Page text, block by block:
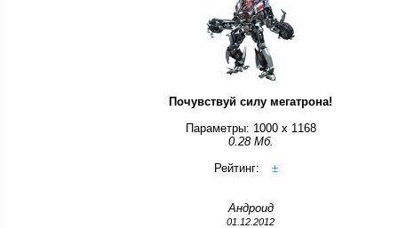
Почувствуй силу мегатрона!
Параметры: 1000 x 1168
0.28 Мб.
Рейтинг:
±
Андроид
01.12.2012